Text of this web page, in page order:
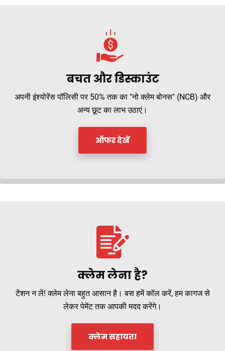
बचत और डिस्काउंट
अपनी इंश्योरेंस पॉलिसी पर 50% तक का "नो क्लेम बोनस" (NCB) और
अन्य छूट का लाभ उठाएं।
ऑफर देखें
क्लेम लेना है?
टेंशन न लें! क्लेम लेना बहुत आसान है। बस हमें कॉल करें, हम कागज से
लेकर पेमेंट तक आपकी मदद करेंगे।
क्लेम सहायता